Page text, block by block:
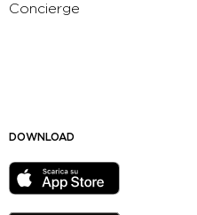
Concierge
DOWNLOAD